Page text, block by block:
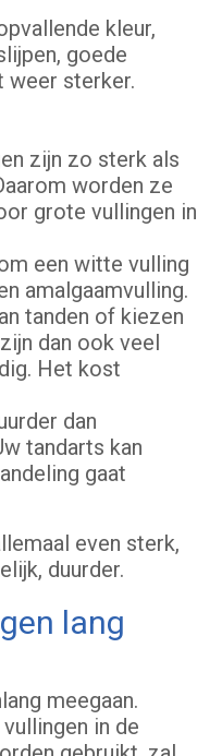
kleur,
goede
weer sterker.
zijn zo sterk als
worden ze
grote vullingen in
een witte vulling
amalgaamvulling.
tanden of kiezen
dan ook veel
Het kost
dan
tandarts kan
gaat
even sterk,
duurder.
lang
meegaan.
in de